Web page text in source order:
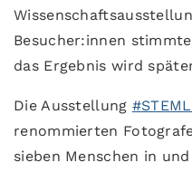
Besucher:innen
das Ergebnis wird
Die Ausstellung
renommierten
sieben Menschen in